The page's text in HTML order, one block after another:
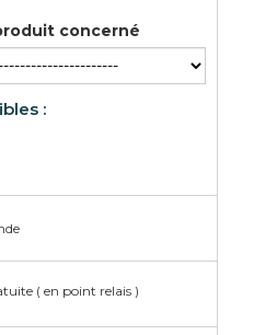
concerné